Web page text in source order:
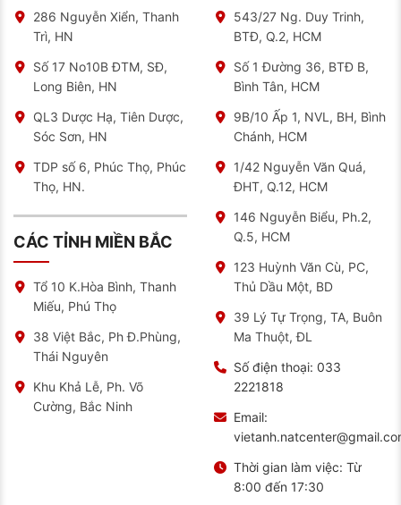
286 Nguyễn Xiển, Thanh
Trì, HN
Số 17 No10B ĐTM, SĐ,
Long Biên, HN
QL3 Dược Hạ, Tiên Dược,
Sóc Sơn, HN
TDP số 6, Phúc Thọ, Phúc
Thọ, HN.
CÁC TỈNH MIỀN BẮC
Tổ 10 K.Hòa Bình, Thanh
Miếu, Phú Thọ
38 Việt Bắc, Ph Đ.Phùng,
Thái Nguyên
Khu Khả Lễ, Ph. Võ
Cường, Bắc Ninh
543/27 Ng. Duy Trinh,
BTĐ, Q.2, HCM
Số 1 Đường 36, BTĐ B,
Bình Tân, HCM
9B/10 Ấp 1, NVL, BH, Bình
Chánh, HCM
1/42 Nguyễn Văn Quá,
ĐHT, Q.12, HCM
146 Nguyễn Biểu, Ph.2,
Q.5, HCM
123 Huỳnh Văn Cù, PC,
Thủ Dầu Một, BD
39 Lý Tự Trọng, TA, Buôn
Ma Thuột, ĐL
Số điện thoại: 033
2221818
Email:
Thời gian làm việc: Từ
8:00 đến 17:30